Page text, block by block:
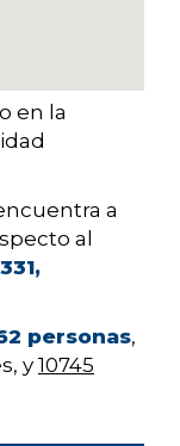
en la
a
al
personas,
y 10745